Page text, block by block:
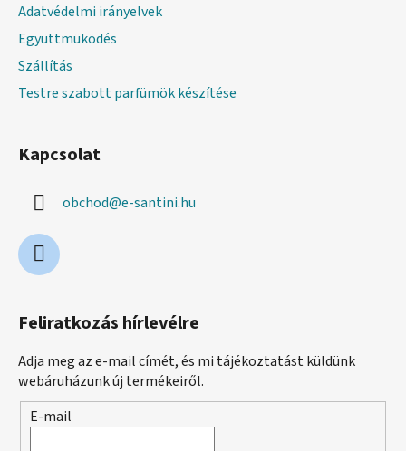
Adatvédelmi irányelvek
Együttmüködés
Szállítás
Testre szabott parfümök készítése
Kapcsolat
obchod@e-santini.hu
Feliratkozás hírlevélre
Adja meg az e-mail címét, és mi tájékoztatást küldünk
webáruházunk új termékeiről.
E-mail